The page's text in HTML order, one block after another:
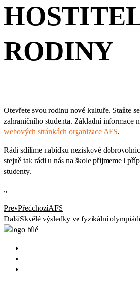
RODINY
Otevřete svou rodinu nové kultuře. Staňte
zahraničního studenta. Základní informace
webových stránkách organizace AFS.
Rádi sdílíme nabídku neziskové
stejně tak rádi u nás na škole přijmeme i
studenty.
„
PrevPředchozíAFS
DalšíSkvělé výsledky ve fyzikální